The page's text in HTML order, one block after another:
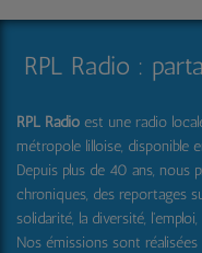
RPL Radio est une radio
métropole lilloise, disponible
Depuis plus de 40 ans, nous
chroniques, des reportages
solidarité, la diversité, l'emploi,
Nos émissions sont